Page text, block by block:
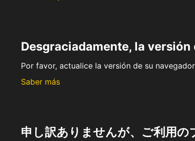
Desgraciadamente, la
Por favor, actualice la versión de su
Saber más
申し訳ありませんが、ご利用